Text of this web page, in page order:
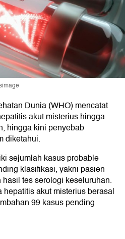
Dunia (WHO) mencatat
akut misterius hingga
hingga kini penyebab
diketahui.
sejumlah kasus probable
klasifikasi, yakni pasien
tes serologi keseluruhan.
akut misterius berasal
99 kasus pending